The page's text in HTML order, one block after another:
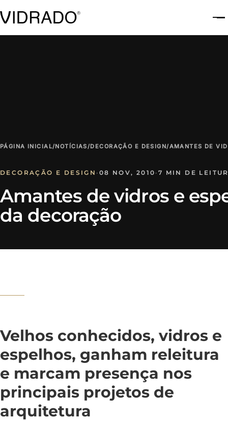
PÁGINA INICIAL/NOTÍCIAS/DECORAÇÃO E DESIGN/AMANTES DE
DECORAÇÃO E DESIGN · 08 NOV, 2010 · 7 MIN DE
Amantes de vidros e
da decoração
Velhos conhecidos, vidros e
espelhos, ganham releitura
e marcam presença nos
principais projetos de
arquitetura